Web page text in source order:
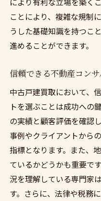
ことにより、複雑な規制
うした基礎知識を持つこ
進めることができます。
信頼できる不動産コン
中古戸建買取において、
トを選ぶことは成功への
の実績と顧客評価を確認
事例やクライアントから
指標となります。また、
ているかどうかも重要で
況を理解している専門家
す。さらに、法律や税務